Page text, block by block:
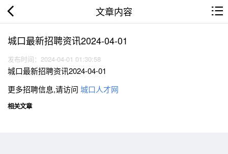
文章内容
城口最新招聘资讯2024-04-01
发布时间：2024-04-01 01:30:58
城口最新招聘资讯2024-04-01
更多招聘信息,请访问 城口人才网
相关文章